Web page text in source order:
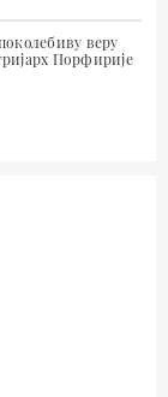
веру
Порфирије